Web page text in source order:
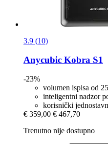
3.9 (10)
Anycubic Kobra S1
-23%
volumen ispisa od
inteligentni nadzor
korisnički
€ 359,00 € 467,70
Trenutno nije dostupno